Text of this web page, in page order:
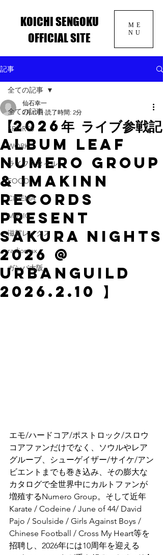
ME
NU
KOICHI SENGOKU
OFFICIAL SITE
記事
全ての記事
SPORTS
WORK
ライフスタイル
FOOD
CINEMA
MUSIC
滋賀レイクス
radiomax
ガンバ大阪
全ての記事
【2026年 ライブ参戦記
ALBUM LEAF
NUMERO GROUP
& IMAKINN
RECORDS
PRESENT
Sakura Nights
2026 @
Urbanguild
2026.2.10 】
仙石幸一
2月10日 読了時間: 2分
エモ/ハードコア/ポストロック/スロウ
コアファンだけでなく、ソウルやレア
グルーブ、シューゲイザー/サイケ/アン
ビエントまでも巻き込み、その膨大な
カタログで全世界中にカルトファンが
増殖するNumero Group。そして近年
Karate / Codeine / June of 44/ David
Pajo / Soulside / Girls Against Boys /
Chinese Football / Cross My Heart等を
招聘し、2026年には10周年を迎える